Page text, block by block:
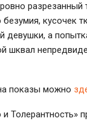
разрезанный
кусочек
девушки, а
шквал
показы можно
Толерантность»